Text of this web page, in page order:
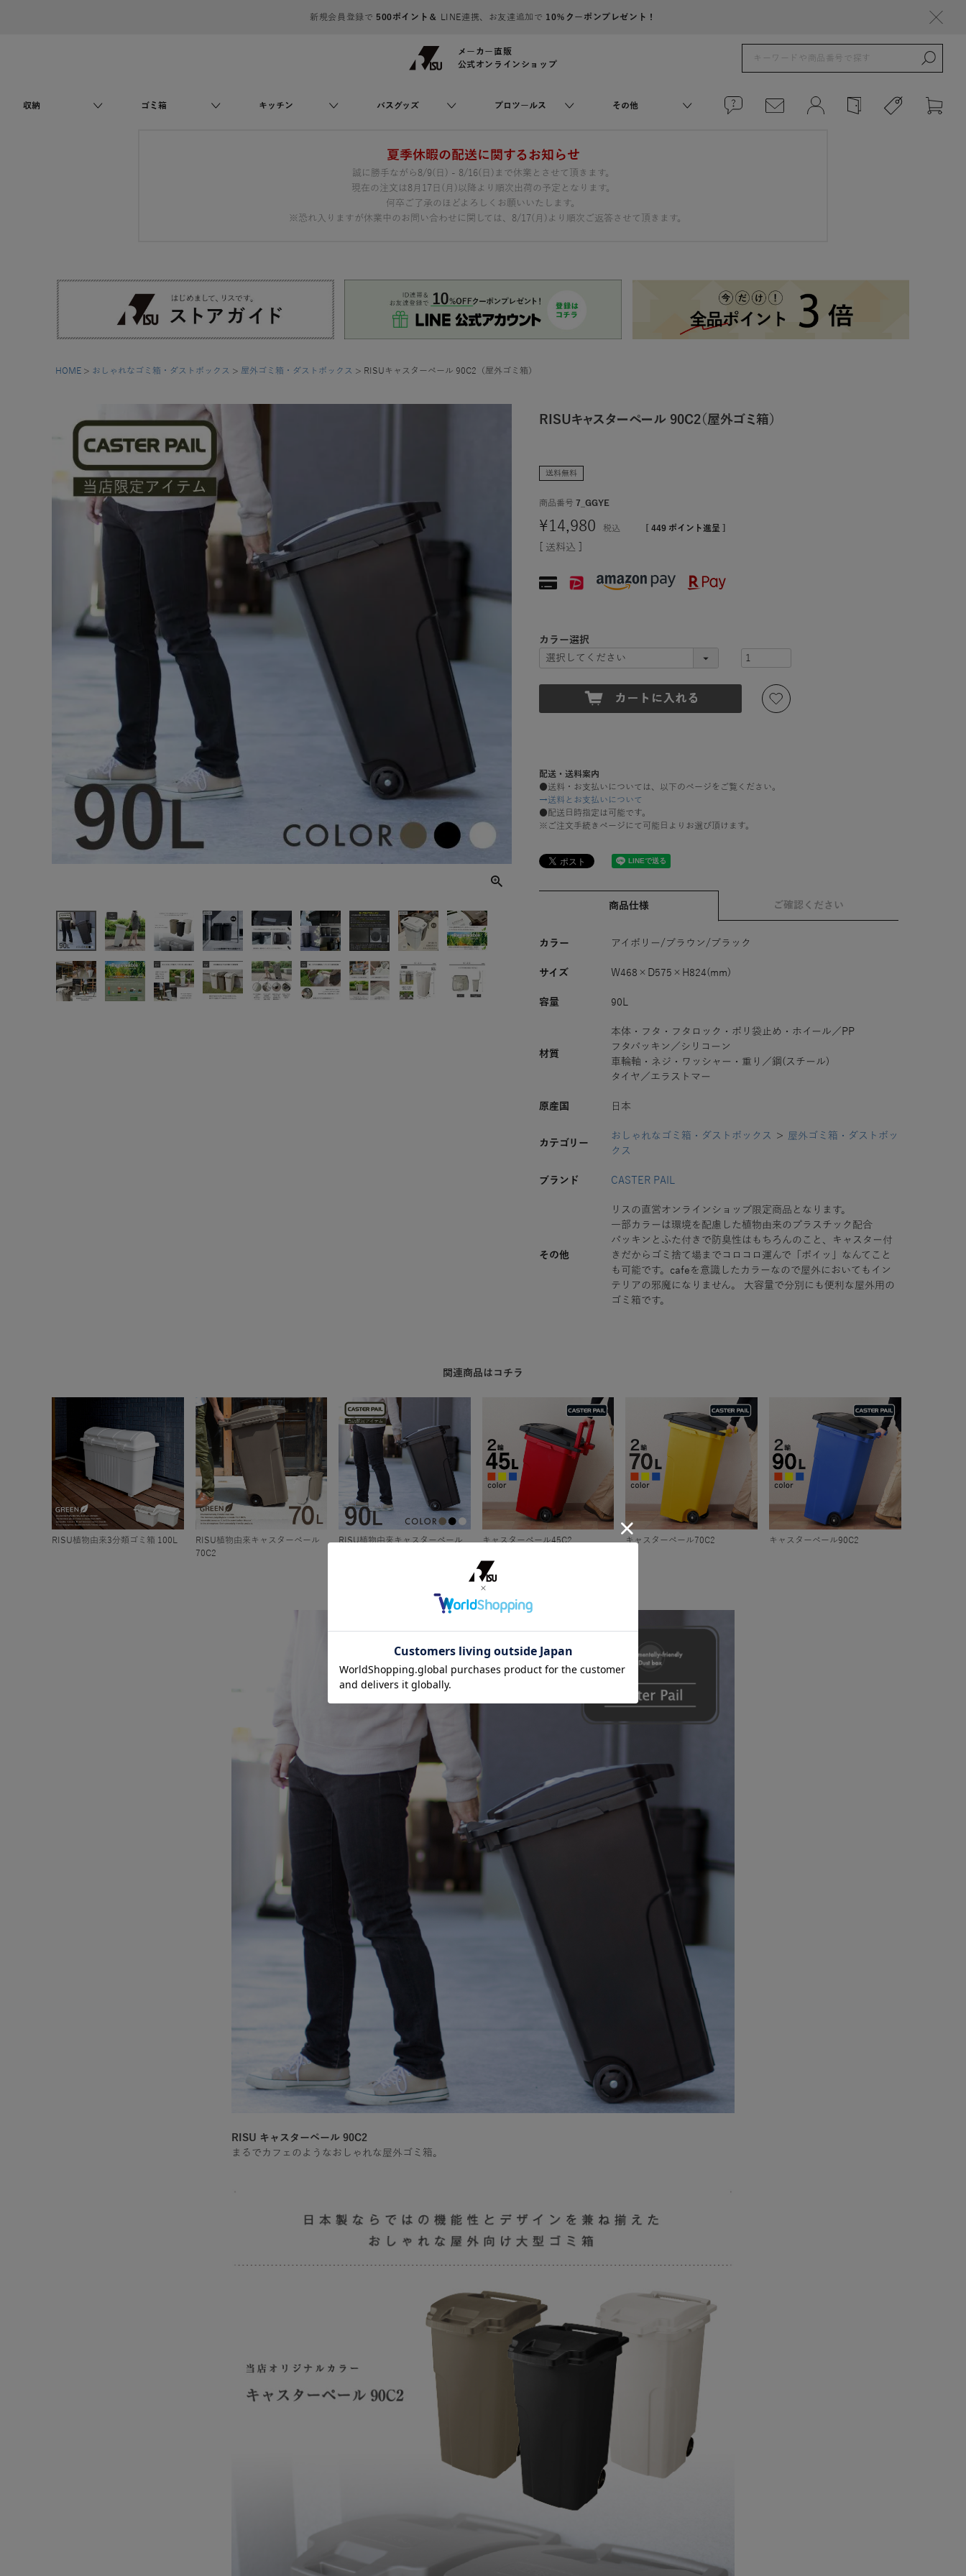
新規会員登録で 500ポイント＆ LINE連携、お友達追加で 10％クーポンプレゼント！
メーカー直販
公式オンラインショップ
収納 ゴミ箱 キッチン バスグッズ プロツールス その他
夏季休暇の配送に関するお知らせ
誠に勝手ながら8/9(日) - 8/16(日)まで休業とさせて頂きます。
現在の注文は8月17日(月)以降より順次出荷の予定となります。
何卒ご了承のほどよろしくお願いいたします。
※恐れ入りますが休業中のお問い合わせに関しては、8/17(月)より順次ご返答させて頂きます。
HOME おしゃれなゴミ箱・ダストボックス 屋外ゴミ箱・ダストボックス RISUキャスターペール 90C2（屋外ゴミ箱）
RISUキャスターペール 90C2（屋外ゴミ箱）
送料無料
商品番号 7_GGYE
¥14,980 税込 449 ポイント進呈 ]
送料込
カラー選択
配送・送料案内
●送料・お支払いについては、以下のページをご覧ください。
→送料とお支払いについて
●配送日時指定は可能です。
※ご注文手続きページにて可能日よりお選び頂けます。
商品仕様 ご確認ください
カラー アイボリー/ブラウン/ブラック
サイズ W468×D575×H824(mm)
容量 90L
材質
本体・フタ・フタロック・ポリ袋止め・ホイール／PP
フタパッキン／シリコーン
車輪軸・ネジ・ワッシャー・重り／鋼(スチール)
タイヤ／エラストマー
原産国 日本
カテゴリー
おしゃれなゴミ箱・ダストボックス ＞ 屋外ゴミ箱・ダストボッ
クス
ブランド CASTER PAIL
その他
リスの直営オンラインショップ限定商品となります。
一部カラーは環境を配慮した植物由来のプラスチック配合
パッキンとふた付きで防臭性はもちろんのこと、キャスター付
きだからゴミ捨て場までコロコロ運んで「ポイッ」なんてこと
も可能です。cafeを意識したカラーなので屋外においてもイン
テリアの邪魔になりません。
大容量で分別にも便利な屋外用の
ゴミ箱です。
関連商品はコチラ
RISU植物由来3分類ゴミ箱 100L
RISU植物由来キャスターペール
70C2
RISU植物由来キャスターペール
キャスターペール45C2 キャスターペール70C2 キャスターペール90C2
RISU キャスターペール 90C2
まるでカフェのようなおしゃれな屋外ゴミ箱。